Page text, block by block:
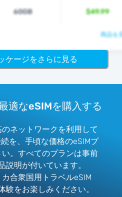
60GB $49.99
商品を
ケージをさらに見る
適なeSIMを購入する
ネットワークを利用して
を、手頃な価格のeSIMプ
。すべてのプランは事前
説明が付いています。
合衆国用トラベルeSIM
験をお楽しみください。